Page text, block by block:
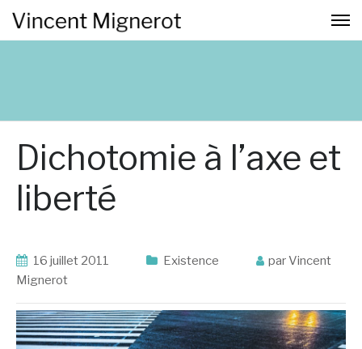
Dichotomie à l’axe et
liberté
16 juillet 2011 Existence
par Vincent
Mignerot